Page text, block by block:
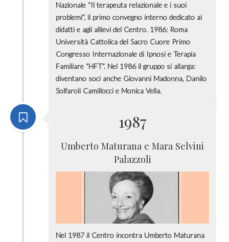
Nazionale “Il terapeuta relazionale e i suoi
problemi”, il primo convegno interno dedicato ai
didatti e agli allievi del Centro. 1986: Roma
Università Cattolica del Sacro Cuore Primo
Congresso Internazionale di Ipnosi e Terapia
Familiare “HFT”. Nel 1986 il gruppo si allarga:
diventano soci anche Giovanni Madonna, Danilo
Solfaroli Camillocci e Monica Vella.
1987
Umberto Maturana e Mara Selvini
Palazzoli
Nel 1987 il Centro incontra Umberto Maturana